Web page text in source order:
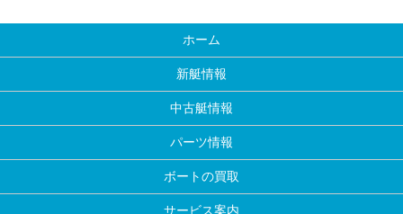
ホーム
新艇情報
中古艇情報
パーツ情報
ボートの買取
サービス案内